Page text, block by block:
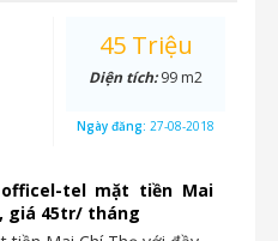
tel mặt tiền Mai
giá 45tr/ tháng
45 Triệu
Diện tích:99 m2
Ngày đăng: 27-08-2018